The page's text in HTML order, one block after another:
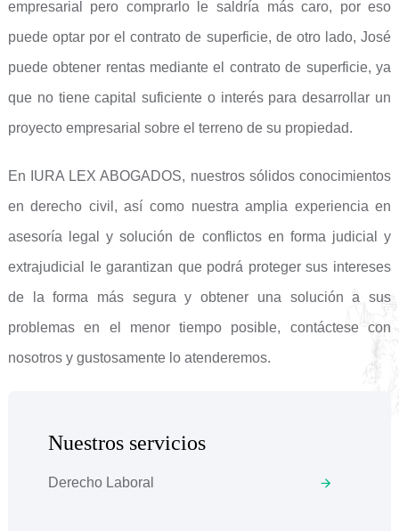
empresarial pero comprarlo le saldría más caro, por eso
puede optar por el contrato de superficie, de otro lado, José
puede obtener rentas mediante el contrato de superficie, ya
que no tiene capital suficiente o interés para desarrollar un
proyecto empresarial sobre el terreno de su propiedad.
En IURA LEX ABOGADOS, nuestros sólidos conocimientos
en derecho civil, así como nuestra amplia experiencia en
asesoría legal y solución de conflictos en forma judicial y
extrajudicial le garantizan que podrá proteger sus intereses
de la forma más segura y obtener una solución a sus
problemas en el menor tiempo posible, contáctese con
nosotros y gustosamente lo atenderemos.
Nuestros servicios
Derecho Laboral